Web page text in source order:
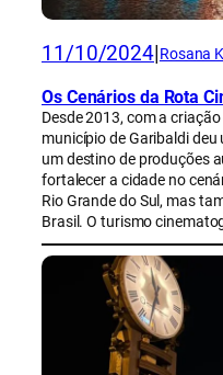
11/10/2024 Rosana
Os Cenários da Rota
Desde 2013, com a
município de Garibaldi
um destino de produções
fortalecer a cidade no
Rio Grande do Sul, mas
Brasil. O turismo